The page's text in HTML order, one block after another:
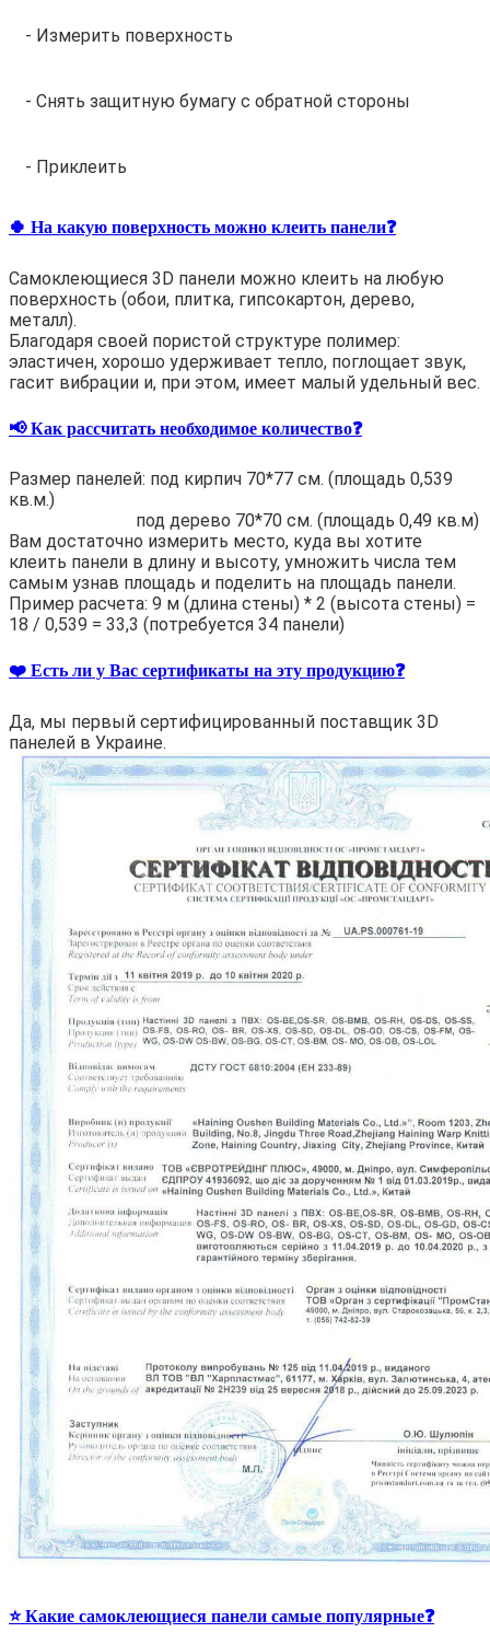
- Измерить поверхность
- Снять защитную бумагу с обратной стороны
- Приклеить
🍀 На какую поверхность можно клеить панели❓
Самоклеющиеся 3D панели можно клеить на любую
поверхность (обои, плитка, гипсокартон, дерево,
металл).
Благодаря своей пористой структуре полимер:
эластичен, хорошо удерживает тепло, поглощает звук,
гасит вибрации и, при этом, имеет малый удельный вес.
📢 Как рассчитать необходимое количество❓
Размер панелей: под кирпич 70*77 см. (площадь 0,539
кв.м.)
под дерево 70*70 см. (площадь 0,49 кв.м)
Вам достаточно измерить место, куда вы хотите
клеить панели в длину и высоту, умножить числа тем
самым узнав площадь и поделить на площадь панели.
Пример расчета: 9 м (длина стены) * 2 (высота стены) =
18 / 0,539 = 33,3 (потребуется 34 панели)
❤️ Есть ли у Вас сертификаты на эту продукцию❓
Да, мы первый сертифицированный поставщик 3D
панелей в Украине.
⭐ Какие самоклеющиеся панели самые популярные❓